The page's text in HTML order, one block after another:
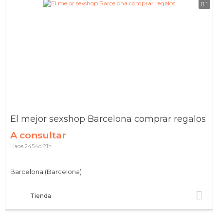
1
El mejor sexshop Barcelona comprar regalos
A consultar
Tienda
Barcelona (Barcelona)
Hace 2454d 21h